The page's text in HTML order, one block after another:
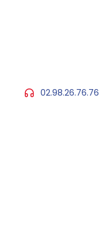
02.98.26.76.76